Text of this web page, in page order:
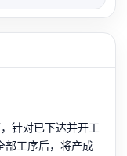
针对已下达并开工
部工序后，将产成